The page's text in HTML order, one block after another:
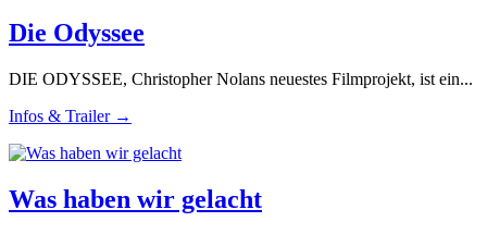
Die Odyssee
DIE ODYSSEE, Christopher Nolans neuestes Filmprojekt, ist ein...
Infos & Trailer →
Was haben wir gelacht